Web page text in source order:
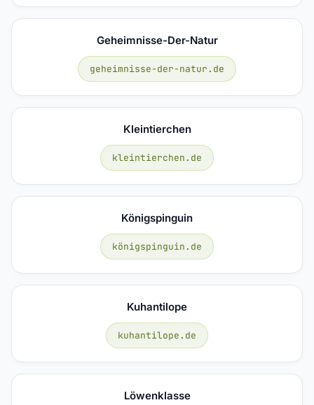
Geheimnisse-Der-Natur
geheimnisse-der-natur.de
Kleintierchen
kleintierchen.de
Königspinguin
königspinguin.de
Kuhantilope
kuhantilope.de
Löwenklasse